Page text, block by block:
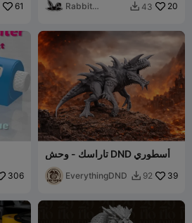
61
Rabbit
 43 20
306
تاراسك - وحش DND أسطوري
EverythingDND  92 39